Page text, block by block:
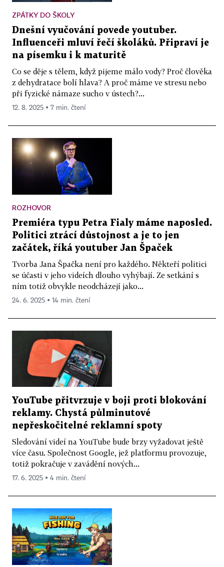
ZPÁTKY DO ŠKOLY
Dnešní vyučování povede youtuber.
Influenceři mluví řečí školáků. Připraví je
na písemku i k maturitě
Co se děje s tělem, když pijeme málo vody? Proč člověka
z dehydratace bolí hlava? A proč máme ve stresu nebo
při fyzické námaze sucho v ústech?...
12. 8. 2025 ▪ 7 min. čtení
ROZHOVOR
Premiéra typu Petra Fialy máme naposled.
Politici ztrácí důstojnost a je to jen
začátek, říká youtuber Jan Špaček
Tvorba Jana Špačka není pro každého. Někteří politici
se účasti v jeho videích dlouho vyhýbají. Ze setkání s
ním totiž obvykle neodcházejí jako...
24. 6. 2025 ▪ 14 min. čtení
YouTube přitvrzuje v boji proti blokování
reklamy. Chystá půlminutové
nepřeskočitelné reklamní spoty
Sledování videí na YouTube bude brzy vyžadovat ještě
více času. Společnost Google, jež platformu provozuje,
totiž pokračuje v zavádění nových...
17. 6. 2025 ▪ 4 min. čtení